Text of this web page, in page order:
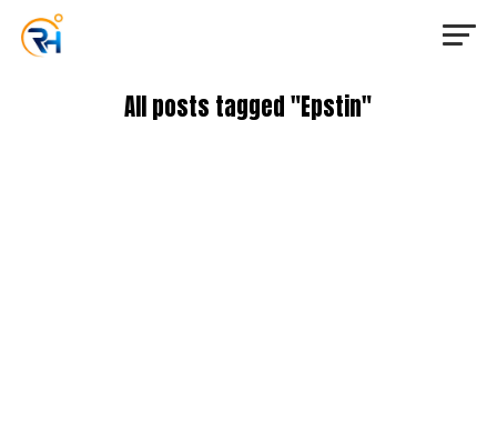
All posts tagged "Epstin"